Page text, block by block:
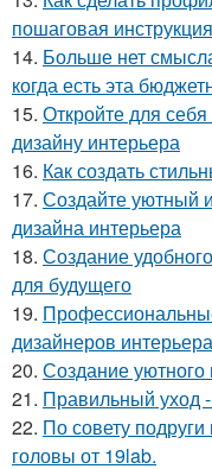
пошаговая инструкция
14. Больше нет
когда есть эта
15. Откройте для
дизайну интерьера
16. Как создать
17. Создайте уютный
дизайна интерьера
18. Создание
для будущего
19.
дизайнеров интерьера
20. Создание
21. Правильный уход
22. По совету
головы от 19lab.